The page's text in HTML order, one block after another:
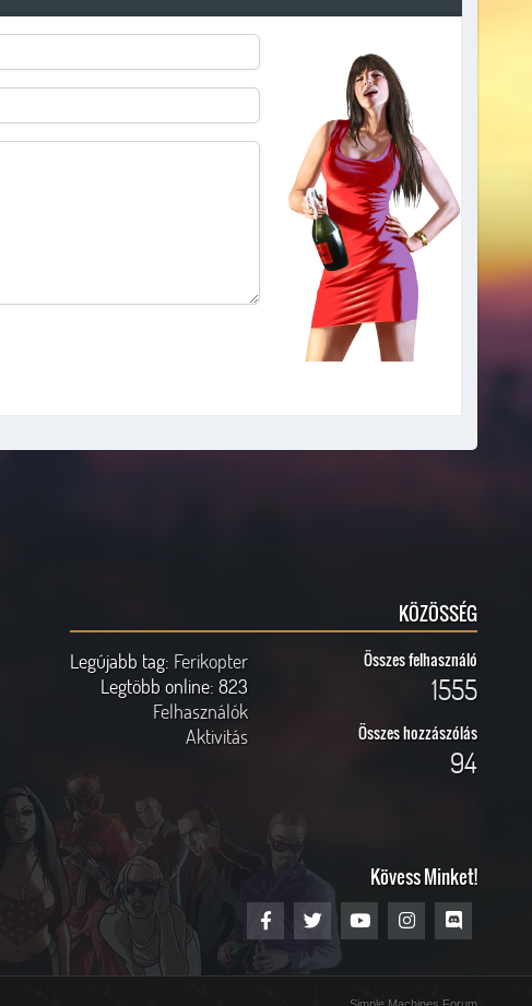
KÖZÖSSÉG
Legújabb tag: Ferikopter
Legtöbb online: 823
Felhasználók
Aktivitás
Összes felhasználó
1555
Összes hozzászólás
94
Kövess Minket!